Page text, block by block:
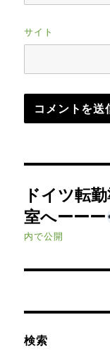
サイト
稿
ナ
ビ
ドイツ転
室へーーー
内で公開
検索